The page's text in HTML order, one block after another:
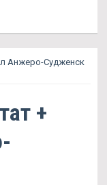
Анжеро-Судженск
+